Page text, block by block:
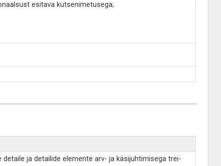
esitava kutsenimetusega;
ja detailide elemente arv- ja käsijuhtimisega trei-